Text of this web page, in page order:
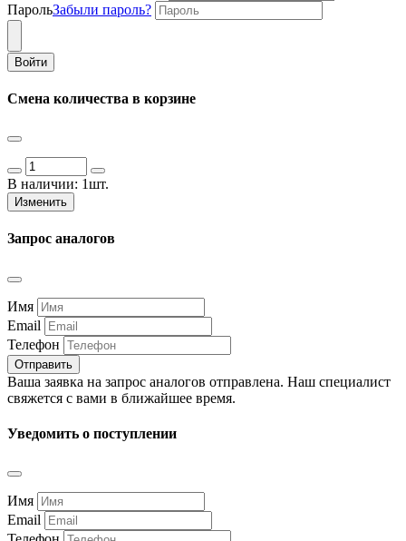
ПарольЗабыли пароль?
Войти
Смена количества в корзине
В наличии: 1шт.
Изменить
Запрос аналогов
Имя
Email
Телефон
Отправить
Ваша заявка на запрос аналогов отправлена. Наш специалист
свяжется с вами в ближайшее время.
Уведомить о поступлении
Имя
Email